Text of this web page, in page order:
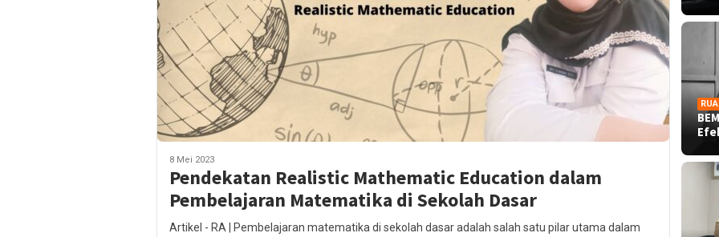
8 Mei 2023
Pendekatan Realistic Mathematic Education dalam
Pembelajaran Matematika di Sekolah Dasar
Artikel - RA | Pembelajaran matematika di sekolah dasar adalah salah satu pilar utama dalam